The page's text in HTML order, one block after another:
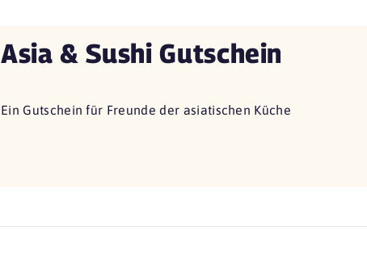
Asia & Sushi Gutschein
Ein Gutschein für Freunde der asiatischen Küche